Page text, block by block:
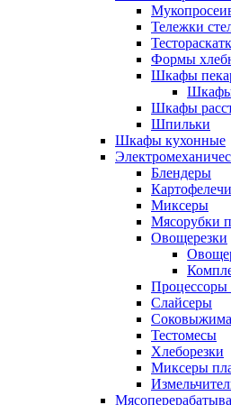
Тележки
Формы
Шкафы
Шкафы
Шкафы
Шпильки
Шкафы кухонные
Блендеры
Миксеры
Мясорубки
Овощерезки
Процессоры
Слайсеры
Тестомесы
Хлеборезки
Миксеры